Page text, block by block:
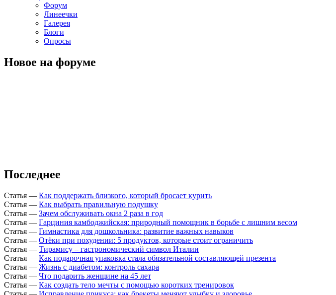
Форум
Линеечки
Галерея
Блоги
Опросы
Новое на форуме
Последнее
Статья — Как поддержать близкого, который бросает курить
Статья — Как выбрать правильную подушку
Статья — Зачем обслуживать окна 2 раза в год
Статья — Гарциния камбоджийская: природный помощник в борьбе с лишним весом
Статья — Гимнастика для дошкольника: развитие важных навыков
Статья — Отёки при похудении: 5 продуктов, которые стоит ограничить
Статья — Тирамису – гастрономический символ Италии
Статья — Как подарочная упаковка стала обязательной составляющей презента
Статья — Жизнь с диабетом: контроль сахара
Статья — Что подарить женщине на 45 лет
Статья — Как создать тело мечты с помощью коротких тренировок